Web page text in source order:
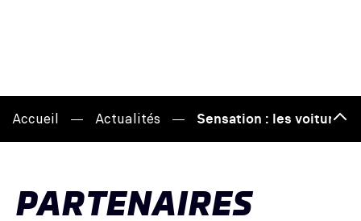
Accueil Actualités Sensation : les voitures
de
PARTENAIRES